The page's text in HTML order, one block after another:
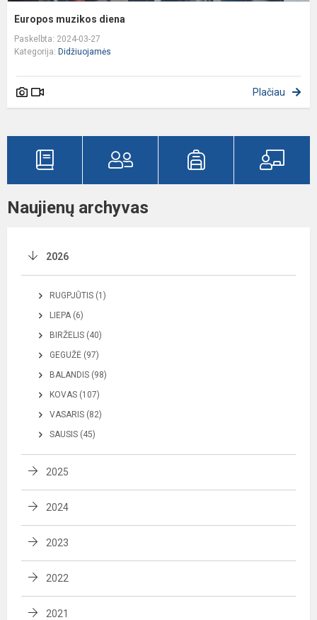
Europos muzikos diena
Paskelbta: 2024-03-27
Kategorija: Didžiuojamės
Plačiau
Naujienų archyvas
2026
RUGPJŪTIS (1)
LIEPA (6)
BIRŽELIS (40)
GEGUŽĖ (97)
BALANDIS (98)
KOVAS (107)
VASARIS (82)
SAUSIS (45)
2025
2024
2023
2022
2021